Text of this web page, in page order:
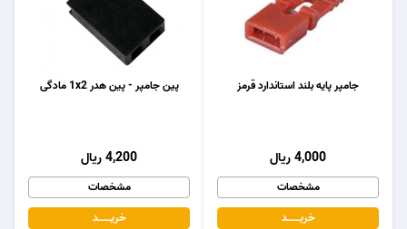
پین جامپر - پین هدر 1x2 مادگی
4,200 ریال
مشخصات
خریـــــــد
جامپر پایه بلند استاندارد قرمز
4,000 ریال
مشخصات
خریـــــــد